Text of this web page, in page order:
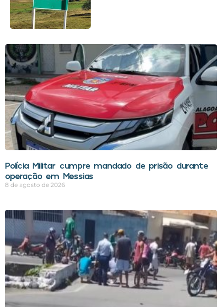
Polícia Militar cumpre mandado de prisão durante
operação em Messias
8 de agosto de 2026